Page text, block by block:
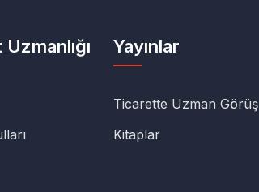
Yayınlar
Ticarette Uzman Görüş
Kitaplar